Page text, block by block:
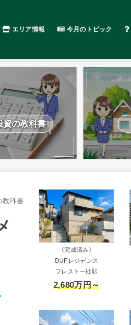
エリア情報 今月のトピック
資の教科書
教科書
《完成済み》
DUPレジデンス
フレスト一社駅
2,680万円～